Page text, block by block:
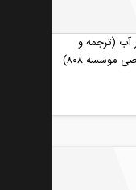
آب (ترجمه و
موسسه ۸۰۸)